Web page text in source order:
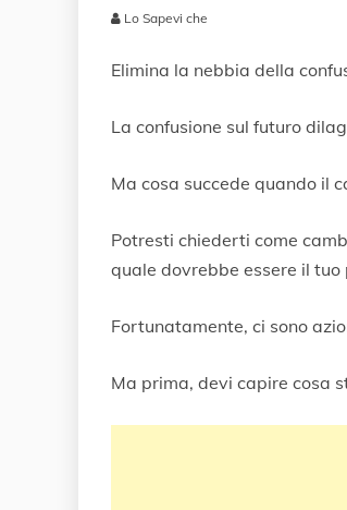
S
b
e
0
0
Lo Sapevi che
Elimina la nebbia della
La confusione sul futuro
Ma cosa succede quando il
Potresti chiederti come
quale dovrebbe essere il tuo
Fortunatamente, ci sono
Ma prima, devi capire cosa